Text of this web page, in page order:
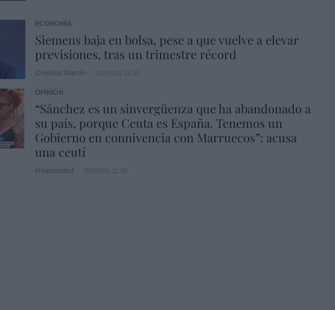
ECONOMÍA
Siemens baja en bolsa, pese a que vuelve a elevar
previsiones, tras un trimestre récord
OPINIÓN
“Sánchez es un sinvergüenza que ha abandonado a
su país, porque Ceuta es España. Tenemos un
Gobierno en connivencia con Marruecos”: acusa
una ceutí